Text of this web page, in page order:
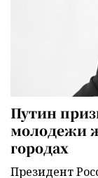
Путин
молодежи
городах
Президент